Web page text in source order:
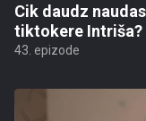
Cik daudz
tiktokere Intriša?
43. epizode